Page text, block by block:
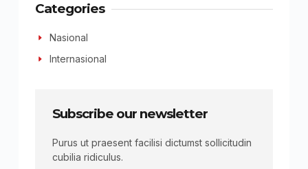
Categories
Nasional
Internasional
Subscribe our newsletter
Purus ut praesent facilisi dictumst sollicitudin
cubilia ridiculus.